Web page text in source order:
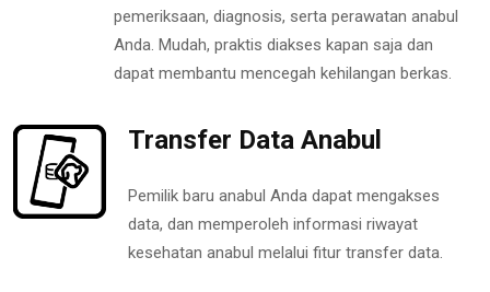
pemeriksaan, diagnosis, serta perawatan anabul
Anda. Mudah, praktis diakses kapan saja dan
dapat membantu mencegah kehilangan berkas.
Transfer Data Anabul
Pemilik baru anabul Anda dapat mengakses
data, dan memperoleh informasi riwayat
kesehatan anabul melalui fitur transfer data.